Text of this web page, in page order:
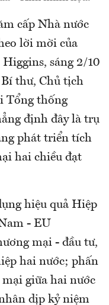
cấp Nhà nước
lời mời của
sáng 2/10
thư, Chủ tịch
Tổng thống
định đây là trụ
phát triển tích
hai chiều đạt
hiệu quả Hiệp
- EU
mại - đầu tư,
hai nước; phấn
giữa hai nước
dịp kỷ niệm